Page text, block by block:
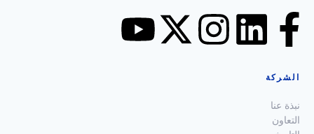
الشركة
نبذة عنا
التعاون